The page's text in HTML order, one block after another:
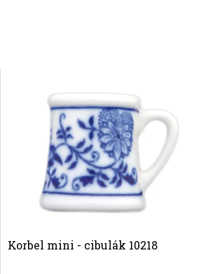
Korbel mini - cibulák 10218